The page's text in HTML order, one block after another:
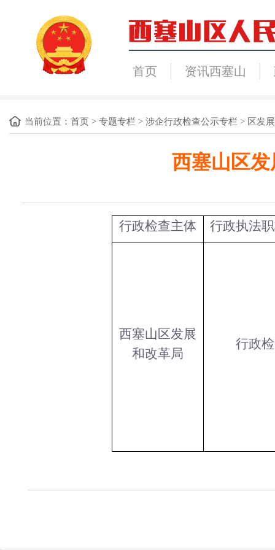
首页 资讯西塞山
当前位置： 首页 > 专题专栏 > 涉企行政检查公示专栏 > 区发
西塞山区
行政检查主体 行政执法
西塞山区发展
和改革局
行政